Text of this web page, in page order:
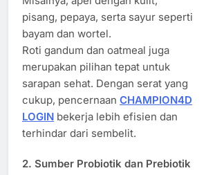
pisang, pepaya, serta sayur seperti
bayam dan wortel.
Roti gandum dan oatmeal juga
merupakan pilihan tepat untuk
sarapan sehat. Dengan serat yang
cukup, pencernaan CHAMPION4D
LOGIN bekerja lebih efisien dan
terhindar dari sembelit.
2. Sumber Probiotik dan Prebiotik